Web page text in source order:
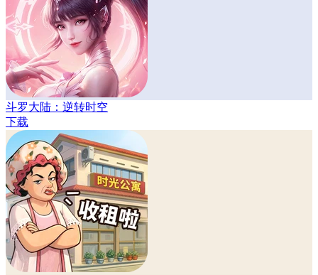
斗罗大陆：逆转时空
下载